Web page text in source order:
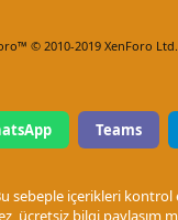
© 2010-2019 XenForo Ltd.
Teams
Bu sebeple içerikleri
ücretsiz bilgi